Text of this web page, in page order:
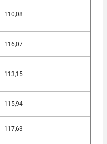
110,08
116,07
113,15
115,94
117,63